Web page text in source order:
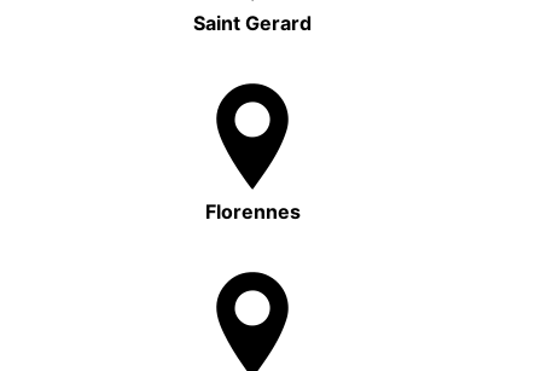
Saint Gerard
Florennes